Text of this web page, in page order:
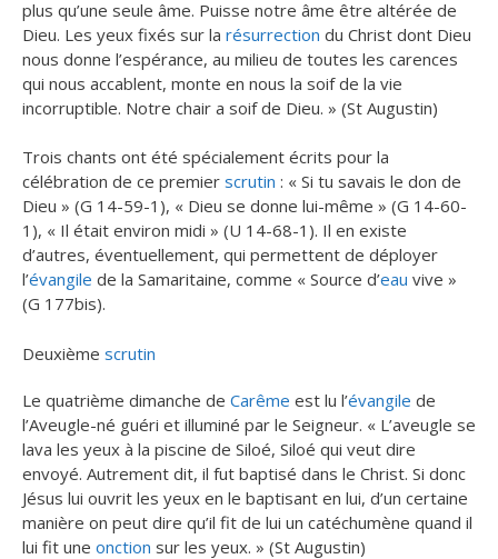
plus qu’une seule âme. Puisse notre âme être altérée de
Dieu. Les yeux fixés sur la résurrection du Christ dont Dieu
nous donne l’espérance, au milieu de toutes les carences
qui nous accablent, monte en nous la soif de la vie
incorruptible. Notre chair a soif de Dieu. » (St Augustin)
Trois chants ont été spécialement écrits pour la
célébration de ce premier scrutin : « Si tu savais le don de
Dieu » (G 14-59-1), « Dieu se donne lui-même » (G 14-60-
1), « Il était environ midi » (U 14-68-1). Il en existe
d’autres, éventuellement, qui permettent de déployer
l’évangile de la Samaritaine, comme « Source d’eau vive »
(G 177bis).
Deuxième scrutin
Le quatrième dimanche de Carême est lu l’évangile de
l’Aveugle-né guéri et illuminé par le Seigneur. « L’aveugle se
lava les yeux à la piscine de Siloé, Siloé qui veut dire
envoyé. Autrement dit, il fut baptisé dans le Christ. Si donc
Jésus lui ouvrit les yeux en le baptisant en lui, d’un certaine
manière on peut dire qu’il fit de lui un catéchumène quand il
lui fit une onction sur les yeux. » (St Augustin)